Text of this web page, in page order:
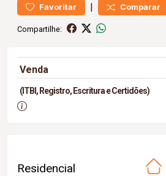
Favoritar | Comparar
Compartilhe:
Venda
(ITBI, Registro, Escritura e Certidões)
Residencial